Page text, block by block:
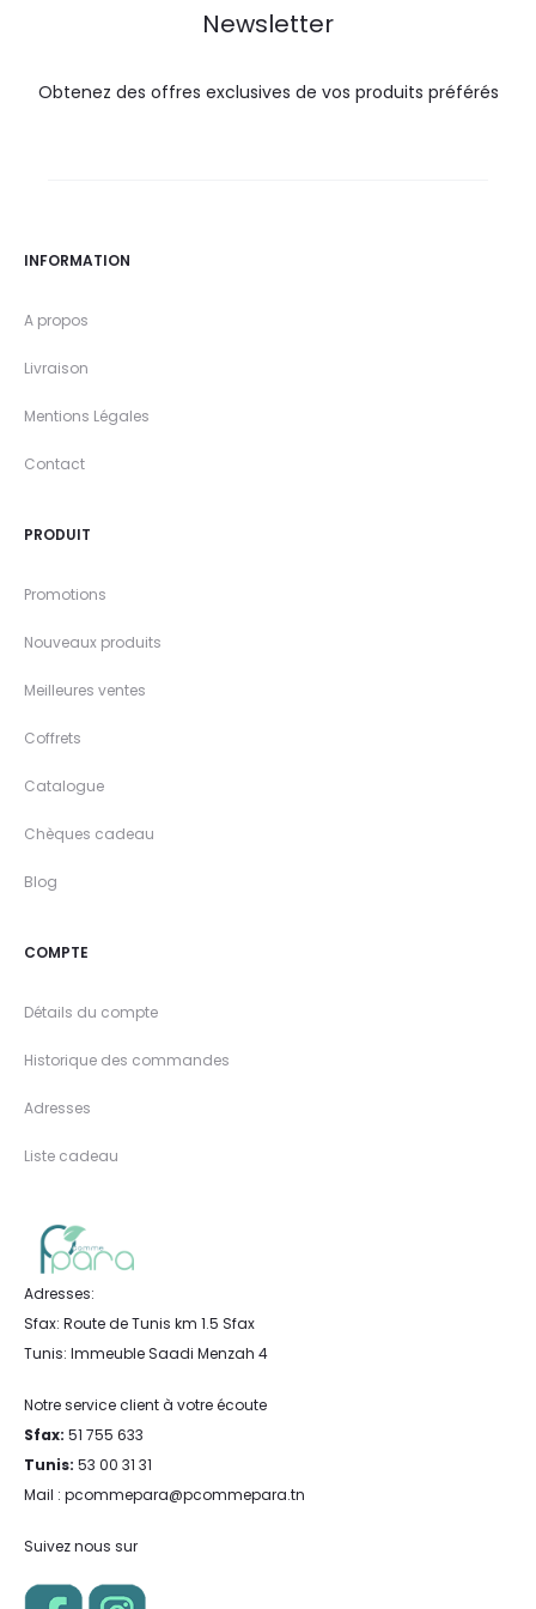
Newsletter
Obtenez des offres exclusives de vos produits préférés
INFORMATION
A propos
Livraison
Mentions Légales
Contact
PRODUIT
Promotions
Nouveaux produits
Meilleures ventes
Coffrets
Catalogue
Chèques cadeau
Blog
COMPTE
Détails du compte
Historique des commandes
Adresses
Liste cadeau
Adresses:
Sfax: Route de Tunis km 1.5 Sfax
Tunis: Immeuble Saadi Menzah 4
Notre service client à votre écoute
Sfax: 51 755 633
Tunis: 53 00 31 31
Mail : pcommepara@pcommepara.tn
Suivez nous sur